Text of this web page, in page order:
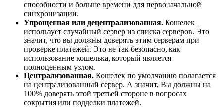
способности и больше времени для первоначальной
синхронизации.
Упрощенная или децентрализованная. Кошелек
использует случайный сервер из списка серверов. Это
значит, что вы должны доверять этим серверам при
проверке платежей. Это не так безопасно, как
использование кошелька, который является
полноценным узлом.
Централизованная. Кошелек по умолчанию полагается
на централизованный сервер. А значит, Вы должны на
100% доверять этой третьей стороне в вопросах
сокрытия или подделки платежей.